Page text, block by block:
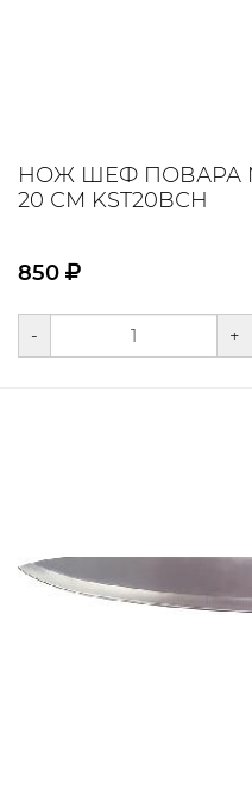
НОЖ ШЕФ ПОВАРА
20 СМ KST20BСH
850
- +